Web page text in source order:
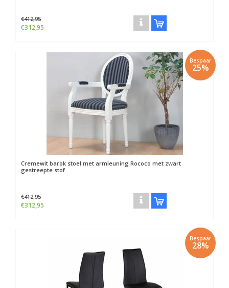
€412,95
€312,95
Bespaar
25%
Cremewit barok stoel met armleuning Rococo met zwart
gestreepte stof
€412,95
€312,95
Bespaar
28%